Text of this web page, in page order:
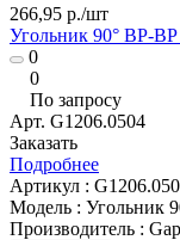
266,95 р./шт
Угольник 90° ВР-
0
0
По запросу
Арт. G1206.0504
Заказать
Подробнее
Артикул :
Модель : Угольник
Производитель :